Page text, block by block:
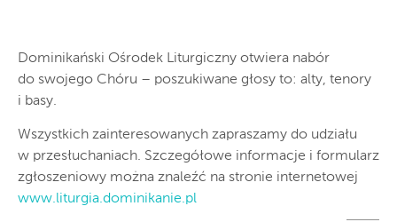
Dominikański Ośrodek Liturgiczny otwiera nabór
do swojego Chóru – poszukiwane głosy to: alty, tenory
i basy.
Wszystkich zainteresowanych zapraszamy do udziału
w przesłuchaniach. Szczegółowe informacje i formularz
zgłoszeniowy można znaleźć na stronie internetowej
www.liturgia.dominikanie.pl